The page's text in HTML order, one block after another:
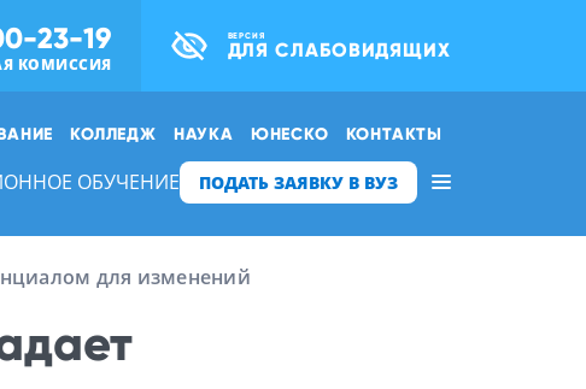
23-19
КОМИССИЯ
ВЕРСИЯ
ДЛЯ СЛАБОВИДЯЩИХ
КОЛЛЕДЖ НАУКА ЮНЕСКО КОНТАКТЫ
ОБУЧЕНИЕ ПОДАТЬ ЗАЯВКУ В ВУЗ
для изменений